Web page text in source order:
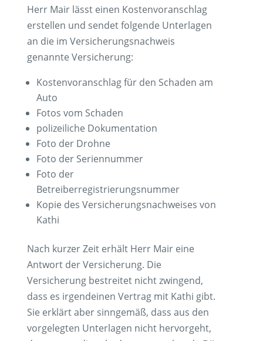
Herr Mair lässt einen Kostenvoranschlag
erstellen und sendet folgende Unterlagen
an die im Versicherungsnachweis
genannte Versicherung:
Kostenvoranschlag für den Schaden am
Auto
Fotos vom Schaden
polizeiliche Dokumentation
Foto der Drohne
Foto der Seriennummer
Foto der
Betreiberregistrierungsnummer
Kopie des Versicherungsnachweises von
Kathi
Nach kurzer Zeit erhält Herr Mair eine
Antwort der Versicherung. Die
Versicherung bestreitet nicht zwingend,
dass es irgendeinen Vertrag mit Kathi gibt.
Sie erklärt aber sinngemäß, dass aus den
vorgelegten Unterlagen nicht hervorgeht,